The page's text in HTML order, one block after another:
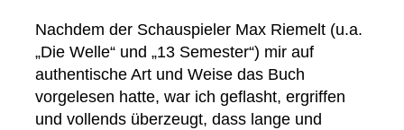
Nachdem der Schauspieler Max Riemelt (u.a.
„Die Welle“ und „13 Semester“) mir auf
authentische Art und Weise das Buch
vorgelesen hatte, war ich geflasht, ergriffen
und vollends überzeugt, dass lange und